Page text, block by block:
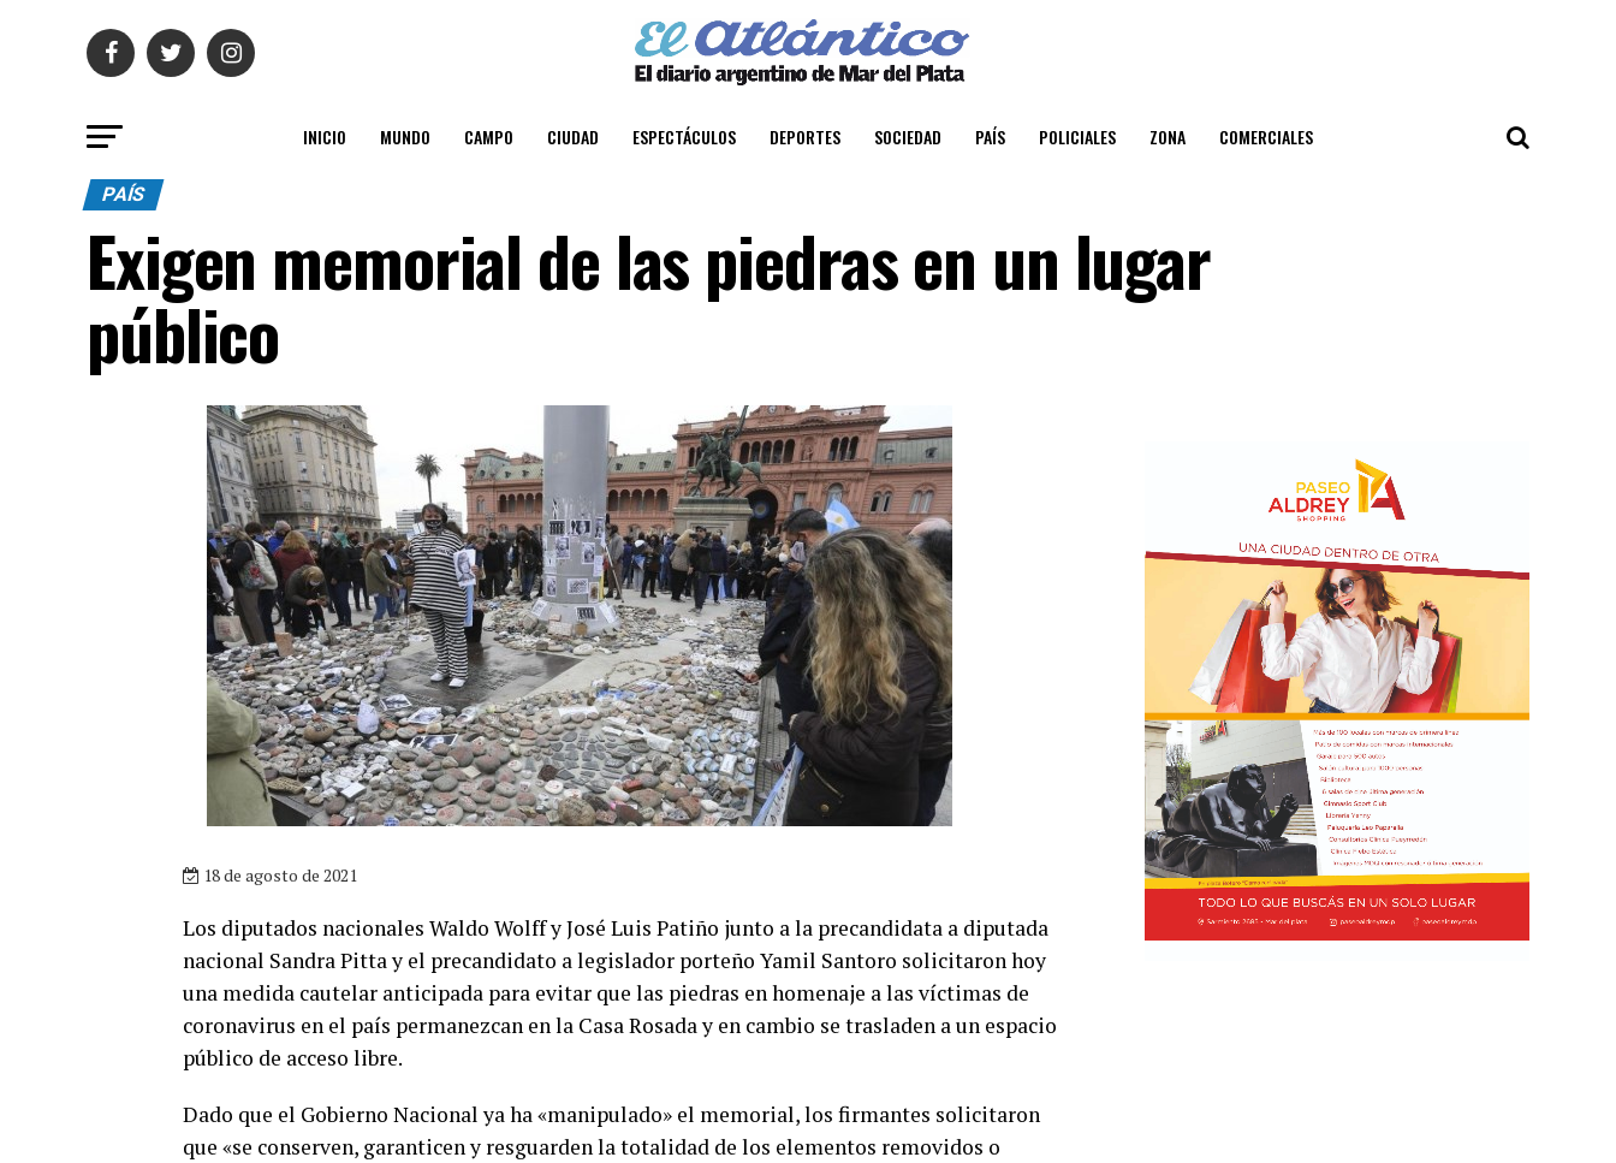
INICIO MUNDO CAMPO CIUDAD ESPECTÁCULOS DEPORTES SOCIEDAD PAÍS POLICIALES ZONA COMERCIALES
PAÍS
Exigen memorial de las piedras en un lugar
público
18 de agosto de 2021
Los diputados nacionales Waldo Wolff y José Luis Patiño junto a la precandidata a diputada
nacional Sandra Pitta y el precandidato a legislador porteño Yamil Santoro solicitaron hoy
una medida cautelar anticipada para evitar que las piedras en homenaje a las víctimas de
coronavirus en el país permanezcan en la Casa Rosada y en cambio se trasladen a un espacio
público de acceso libre.
Dado que el Gobierno Nacional ya ha «manipulado» el memorial, los firmantes solicitaron
que «se conserven, garanticen y resguarden la totalidad de los elementos removidos o